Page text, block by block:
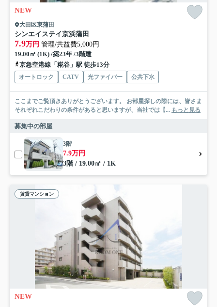
NEW
大田区東蒲田
シンエイステイ京浜蒲田
7.9万円 管理/共益費5,000円
19.00㎡ (1K) /築23年 /3階建
京急空港線「糀谷」駅 徒歩13分
オートロック CATV 光ファイバー 公共下水
ここまでご覧頂きありがとうございます。 お部屋探しの際には、皆さま
それぞれこだわりの条件があると思いますが、当社では【... もっと見る
募集中の部屋
3階
7.9万円
3階 / 19.00㎡ / 1K
賃貸マンション
NEW